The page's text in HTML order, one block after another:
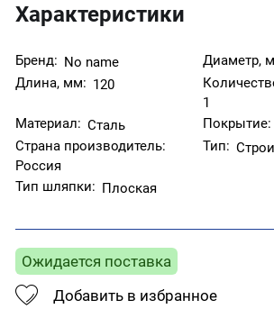
Характеристики
Бренд: No name Диаметр,
Длина, мм: 120
1
Материал: Сталь Покрытие:
Страна производитель:
Россия
Тип:
Тип шляпки: Плоская
Ожидается поставка
Добавить в избранное